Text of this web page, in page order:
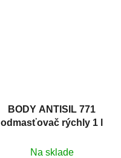
BODY ANTISIL 771
odmasťovač rýchly 1 l
Na sklade